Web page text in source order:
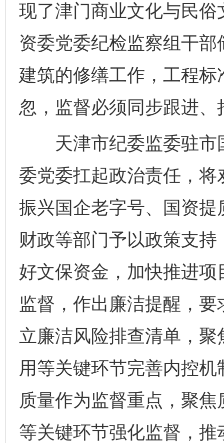
现了津门商业文化与民俗
资委党委纪检监察组干
建筑的修缮工作，工程
忽，监督必须同步跟进、
天津市纪委监委驻市
委党委扛起政治责任，
振兴国企老字号、国资
财政等部门予以政策支
好文保资金，加快推进
监督，作出廉洁提醒，
立廉洁风险排查清单，
用等关键环节完善内控
质量作为监督重点，聚
等关键环节强化监督，